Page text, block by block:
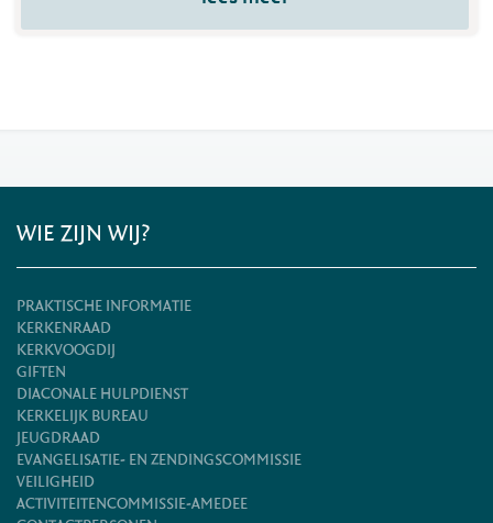
WIE ZIJN WIJ?
PRAKTISCHE INFORMATIE
KERKENRAAD
KERKVOOGDIJ
GIFTEN
DIACONALE HULPDIENST
KERKELIJK BUREAU
JEUGDRAAD
EVANGELISATIE- EN ZENDINGSCOMMISSIE
VEILIGHEID
ACTIVITEITENCOMMISSIE-AMEDEE